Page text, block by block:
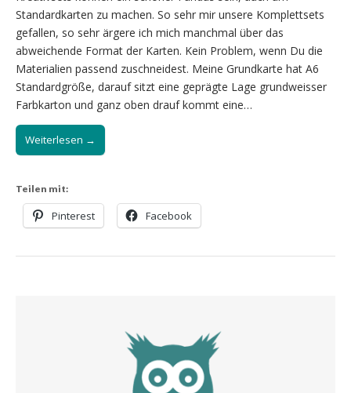
Standardkarten zu machen. So sehr mir unsere Komplettsets
gefallen, so sehr ärgere ich mich manchmal über das
abweichende Format der Karten. Kein Problem, wenn Du die
Materialien passend zuschneidest. Meine Grundkarte hat A6
Standardgröße, darauf sitzt eine geprägte Lage grundweisser
Farbkarton und ganz oben drauf kommt eine…
Weiterlesen →
Teilen mit:
Pinterest Facebook